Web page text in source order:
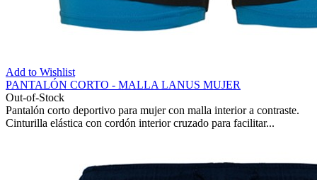
Add to Wishlist
PANTALÓN CORTO - MALLA LANUS MUJER
Out-of-Stock
Pantalón corto deportivo para mujer con malla interior a contraste.
Cinturilla elástica con cordón interior cruzado para facilitar...